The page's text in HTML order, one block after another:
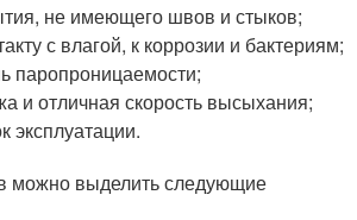
не имеющего швов и стыков;
с влагой, к коррозии и бактериям;
паропроницаемости;
и отличная скорость высыхания;
эксплуатации.
можно выделить следующие